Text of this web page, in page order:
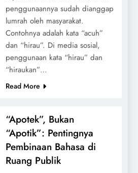
penggunaannya sudah dianggap
lumrah oleh masyarakat.
Contohnya adalah kata “acuh”
dan “hirau”. Di media sosial,
penggunaan kata “hirau” dan
“hiraukan”…
Read More
“Apotek”, Bukan
“Apotik”: Pentingnya
Pembinaan Bahasa di
Ruang Publik